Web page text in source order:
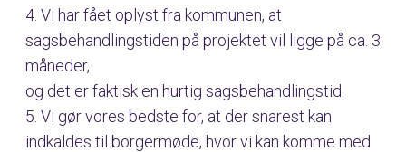
4. Vi har fået oplyst fra kommunen, at
sagsbehandlingstiden på projektet vil ligge på ca. 3
måneder,
og det er faktisk en hurtig sagsbehandlingstid.
5. Vi gør vores bedste for, at der snarest kan
indkaldes til borgermøde, hvor vi kan komme med